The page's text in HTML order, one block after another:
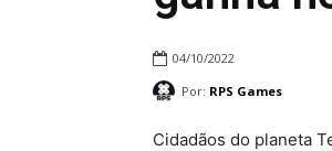
04/10/2022
Por: RPS Games
Cidadãos do planeta